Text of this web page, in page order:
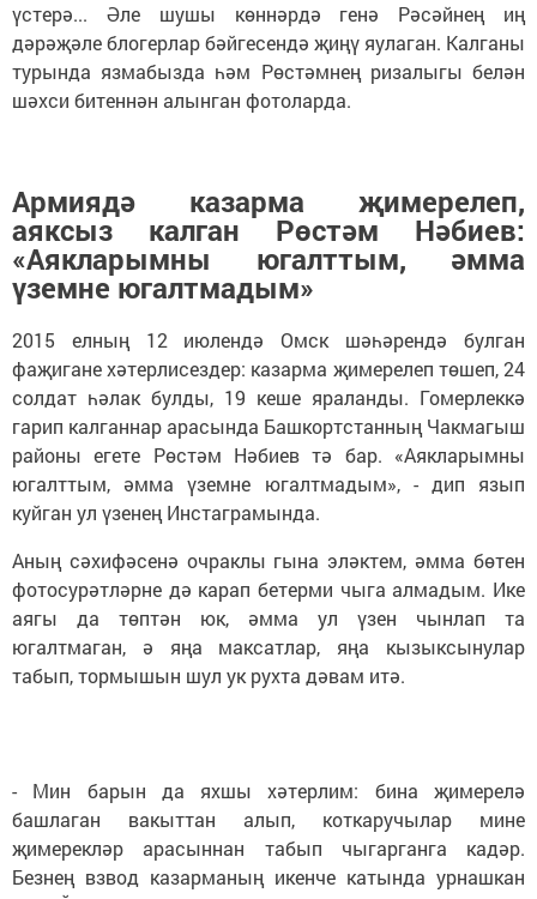
үстерә... Әле шушы көннәрдә генә Рәсәйнең иң
дәрәҗәле блогерлар бәйгесендә җиңү яулаган. Калганы
турында язмабызда һәм Рөстәмнең ризалыгы белән
шәхси битеннән алынган фотоларда.
Армиядә казарма җимерелеп,
аяксыз калган Рөстәм Нәбиев:
«Аякларымны югалттым, әмма
үземне югалтмадым»
2015 елның 12 июлендә Омск шәһәрендә булган
фаҗигане хәтерлисездер: казарма җимерелеп төшеп, 24
солдат һәлак булды, 19 кеше яраланды. Гомерлеккә
гарип калганнар арасында Башкортстанның Чакмагыш
районы егете Рөстәм Нәбиев тә бар. «Аякларымны
югалттым, әмма үземне югалтмадым», - дип язып
куйган ул үзенең Инстаграмында.
Аның сәхифәсенә очраклы гына эләктем, әмма бөтен
фотосурәтләрне дә карап бетерми чыга алмадым. Ике
аягы да төптән юк, әмма ул үзен чынлап та
югалтмаган, ә яңа максатлар, яңа кызыксынулар
табып, тормышын шул ук рухта дәвам итә.
- Мин барын да яхшы хәтерлим: бина җимерелә
башлаган вакыттан алып, коткаручылар мине
җимерекләр арасыннан табып чыгарганга кадәр.
Безнең взвод казарманың икенче катында урнашкан